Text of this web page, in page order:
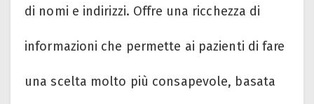
di nomi e indirizzi. Offre una ricchezza di
informazioni che permette ai pazienti di fare
una scelta molto più consapevole, basata